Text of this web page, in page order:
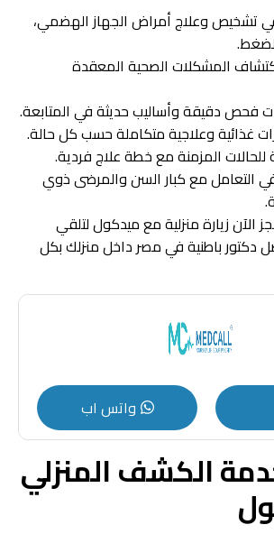
تشخيص وعلاج أمراض الجهاز الهضمي،
المشكلات الصحية المعقدة
فحص دقيقة وأساليب حديثة في المتابعة.
غذائية وعلاجية متكاملة حسب كل حالة.
للحالات المزمنة مع خطة علاج فردية.
التعامل مع كبار السن والمرضى ذوي
الآن زيارة منزلية مع ميدكول لتلقي
باطنية في مصر داخل منزلك بكل
واتس اب
الكشف المنزلي